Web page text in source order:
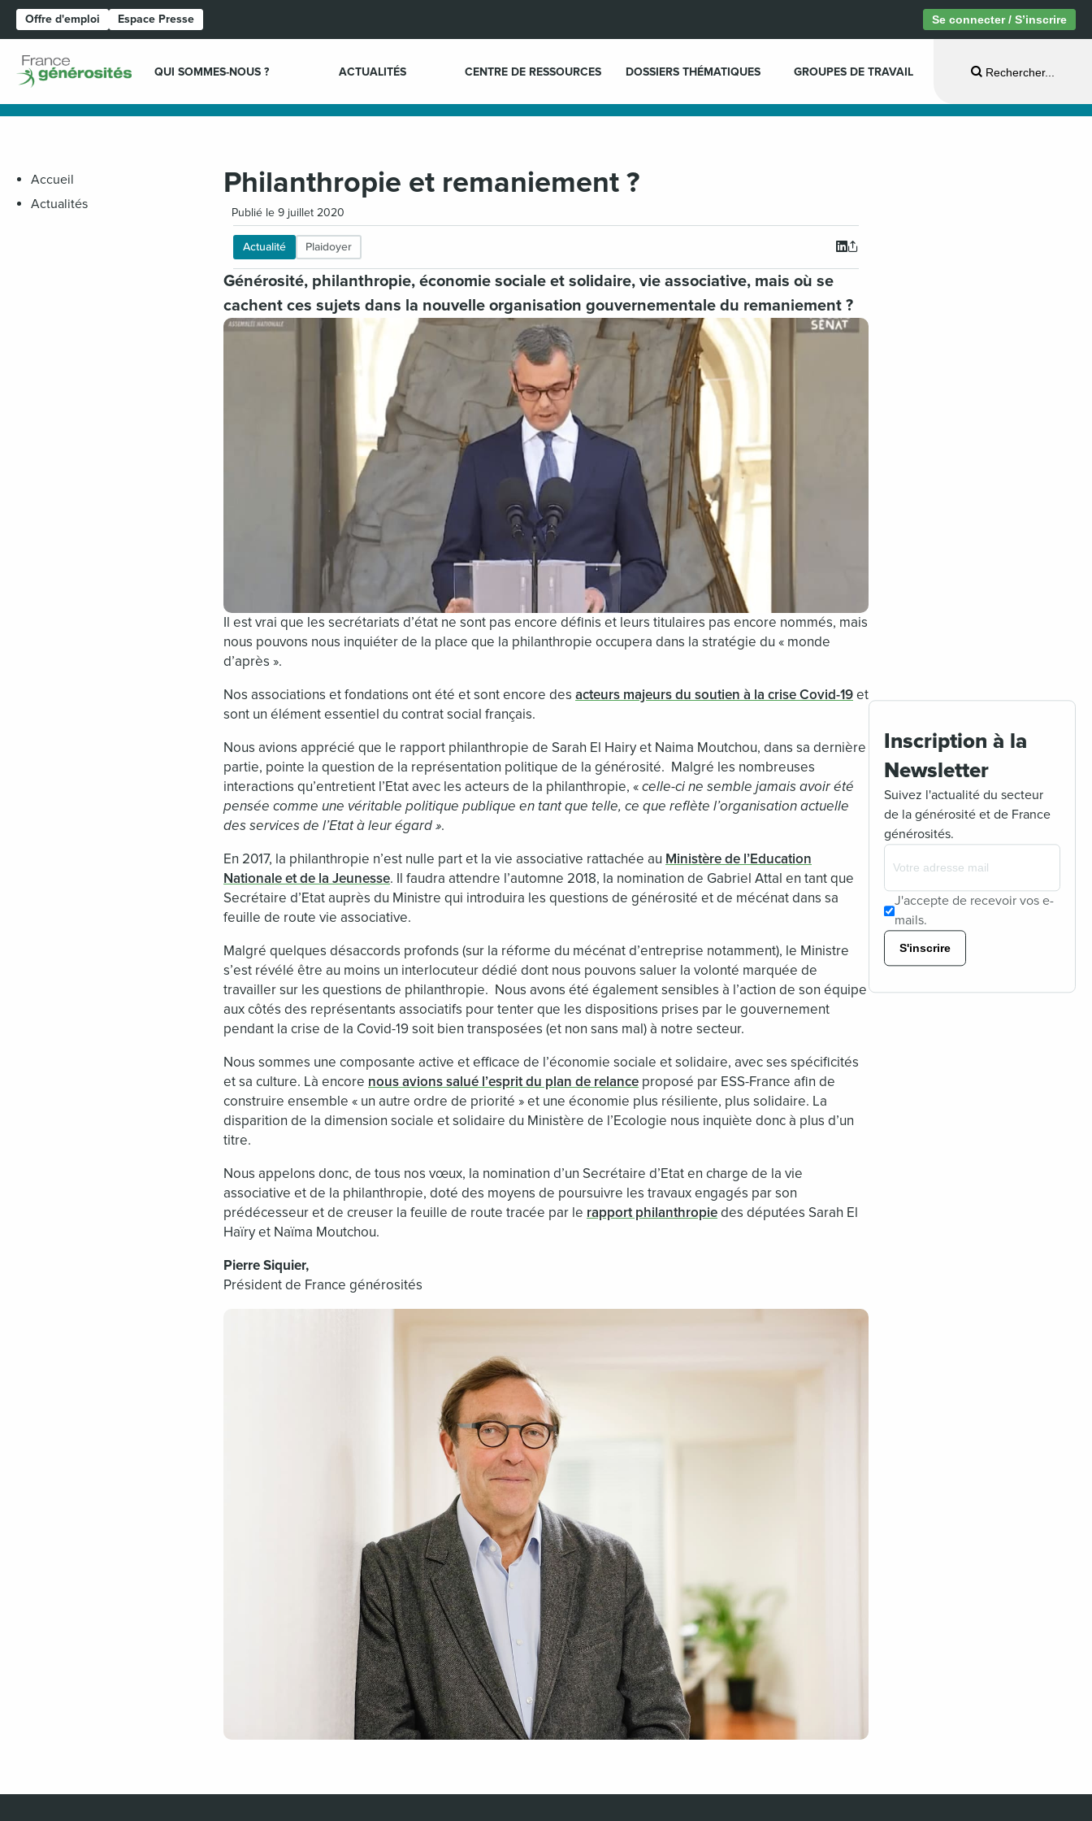
Offre d'emploi Espace Presse Se connecter / S’inscrire
QUI SOMMES-NOUS ? ACTUALITÉS CENTRE DE RESSOURCES DOSSIERS THÉMATIQUES GROUPES DE TRAVAIL Rechercher...
Accueil
Actualités
Philanthropie et remaniement ?
Publié le 9 juillet 2020
Actualité Plaidoyer
Générosité, philanthropie, économie sociale et solidaire, vie associative, mais où se
cachent ces sujets dans la nouvelle organisation gouvernementale du remaniement ?
Il est vrai que les secrétariats d’état ne sont pas encore définis et leurs titulaires pas encore nommés, mais
nous pouvons nous inquiéter de la place que la philanthropie occupera dans la stratégie du « monde
d’après ».
Nos associations et fondations ont été et sont encore des acteurs majeurs du soutien à la crise Covid-19et
sont un élément essentiel du contrat social français.
Nous avions apprécié que le rapport philanthropie de Sarah El Hairy et Naima Moutchou, dans sa dernière
partie, pointe la question de la représentation politique de la générosité. Malgré les nombreuses
interactions qu’entretient l’Etat avec les acteurs de la philanthropie, «celle-ci ne semble jamais avoir été
pensée comme une véritable politique publique en tant que telle, ce que reflète l’organisation actuelle
des services de l’Etat à leur égard ».
En 2017, la philanthropie n’est nulle part et la vie associative rattachée au Ministère de l’Education
Nationale et de la Jeunesse. Il faudra attendre l’automne 2018, la nomination de Gabriel Attal en tant que
Secrétaire d’Etat auprès du Ministre qui introduira les questions de générosité et de mécénat dans sa
feuille de route vie associative.
Malgré quelques désaccords profonds (sur la réforme du mécénat d’entreprise notamment), le Ministre
s’est révélé être au moins un interlocuteur dédié dont nous pouvons saluer la volonté marquée de
travailler sur les questions de philanthropie. Nous avons été également sensibles à l’action de son équipe
aux côtés des représentants associatifs pour tenter que les dispositions prises par le gouvernement
pendant la crise de la Covid-19 soit bien transposées (et non sans mal) à notre secteur.
Nous sommes une composante active et efficace de l’économie sociale et solidaire, avec ses spécificités
et sa culture. Là encore nous avions salué l’esprit du plan de relance proposé par ESS-France afin de
construire ensemble « un autre ordre de priorité » et une économie plus résiliente, plus solidaire. La
disparition de la dimension sociale et solidaire du Ministère de l’Ecologie nous inquiète donc à plus d’un
titre.
Nous appelons donc, de tous nos vœux, la nomination d’un Secrétaire d’Etat en charge de la vie
associative et de la philanthropie, doté des moyens de poursuivre les travaux engagés par son
prédécesseur et de creuser la feuille de route tracée par le rapport philanthropiedes députées Sarah El
Haïry et Naïma Moutchou.
Pierre Siquier,
Président de France générosités
Inscription à la
Newsletter
Suivez l'actualité du secteur
de la générosité et de France
générosités.
J'accepte de recevoir vos e-
mails.
S'inscrire